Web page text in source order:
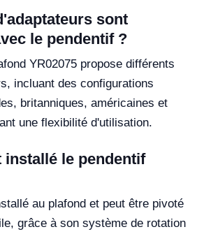
sont
le pendentif ?
YR02075 propose différents
incluant des configurations
britanniques, américaines et
une flexibilité d'utilisation.
installé le pendentif
au plafond et peut être pivoté
grâce à son système de rotation